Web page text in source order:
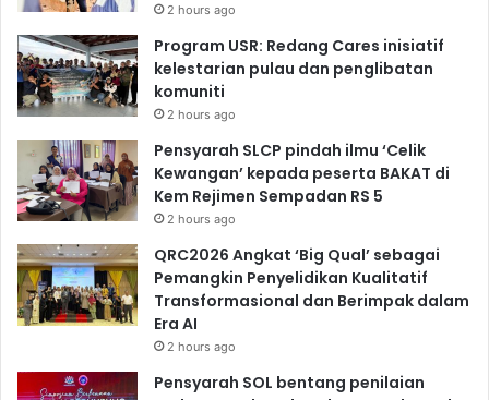
2 hours ago
Program USR: Redang Cares inisiatif
kelestarian pulau dan penglibatan
komuniti
2 hours ago
Pensyarah SLCP pindah ilmu ‘Celik
Kewangan’ kepada peserta BAKAT di
Kem Rejimen Sempadan RS 5
2 hours ago
QRC2026 Angkat ‘Big Qual’ sebagai
Pemangkin Penyelidikan Kualitatif
Transformasional dan Berimpak dalam
Era AI
2 hours ago
Pensyarah SOL bentang penilaian